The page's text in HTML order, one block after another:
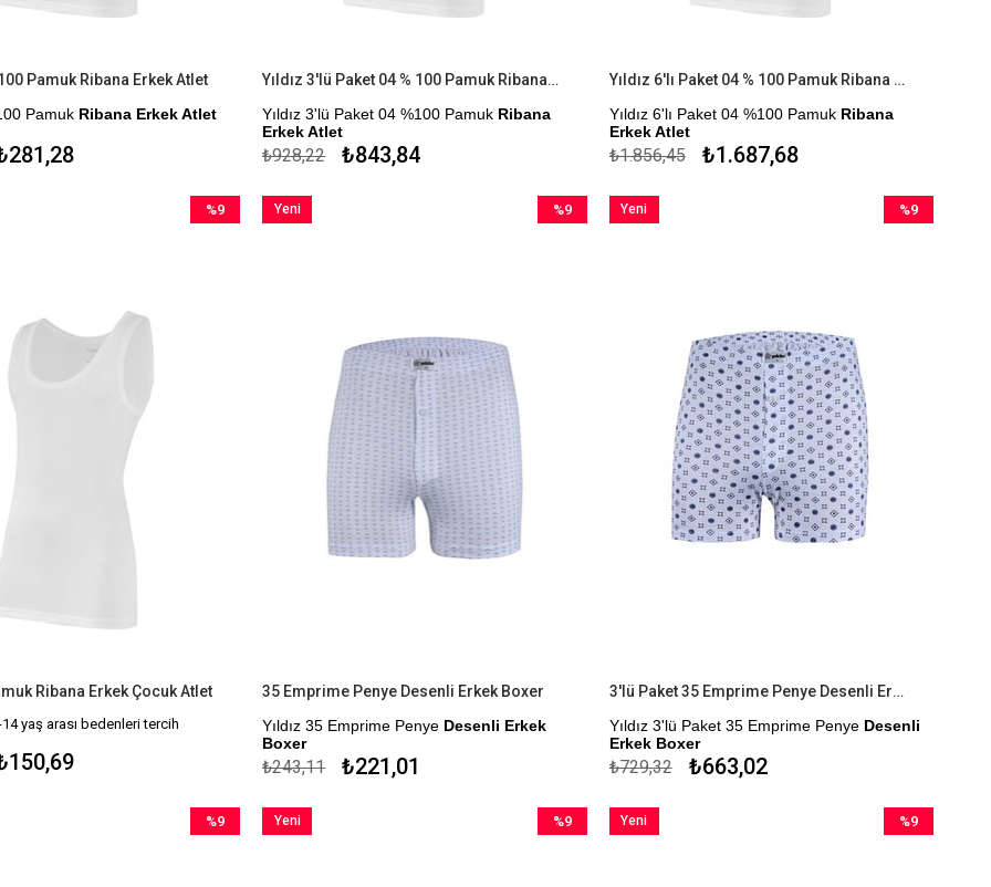
Pamuk Ribana Erkek Atlet
Pamuk Ribana Erkek Atlet
Testi Yapılmıştır.
Yıldız 3'lü Paket 04 % 100 Pamuk Ribana Erkek Atlet
Yıldız 3'lü Paket 04 %100 Pamuk Ribana
Erkek Atlet
Çekmezlik Sanfor Testi Yapılmıştır.
Kapıda Ödeme Seçeneği
₺843,84
₺928,22
Yıldız 6'lı Paket 04 % 100 Pamuk Ribana Erkek Atlet
Yıldız 6'lı Paket 04 %100 Pamuk Ribana
Erkek Atlet
Çekmezlik Sanfor Testi Yapılmıştır.
Kapıda Ödeme Seçeneği
₺1.687,68
₺1.856,45
Ribana Erkek Çocuk Atlet
yaş arası bedenleri tercih
%9
35 Emprime Penye Desenli Erkek Boxer
Yıldız 35 Emprime Penye Desenli Erkek
Boxer
Çekmezlik Sanfor Testi Yapılmıştır.
Desenler Stok Durumuna Göre
Gönderilmektedir.
₺221,01
₺243,11
%9
Yeni
3'lü Paket 35 Emprime Penye Desenli Erkek Boxer
Yıldız 3'lü Paket 35 Emprime Penye Desenli
Erkek Boxer
Modal Kumaştan Üretilmiştir.
Çekmezlik Sanfor Testi Yapılmıştır.
₺663,02
₺729,32
%9
Yeni
%9
%9
Yeni
%9
Yeni